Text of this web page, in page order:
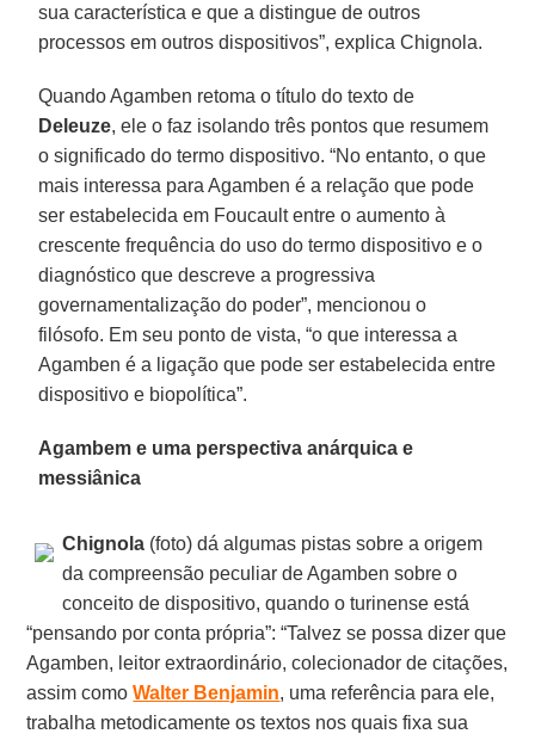
sua característica e que a distingue de outros
processos em outros dispositivos”, explica Chignola.
Quando Agamben retoma o título do texto de
Deleuze, ele o faz isolando três pontos que resumem
o significado do termo dispositivo. “No entanto, o que
mais interessa para Agamben é a relação que pode
ser estabelecida em Foucault entre o aumento à
crescente frequência do uso do termo dispositivo e o
diagnóstico que descreve a progressiva
governamentalização do poder”, mencionou o
filósofo. Em seu ponto de vista, “o que interessa a
Agamben é a ligação que pode ser estabelecida entre
dispositivo e biopolítica”.
Agambem e uma perspectiva anárquica e
messiânica
Chignola (foto) dá algumas pistas sobre a origem
da compreensão peculiar de Agamben sobre o
conceito de dispositivo, quando o turinense está
“pensando por conta própria”: “Talvez se possa dizer que
Agamben, leitor extraordinário, colecionador de citações,
assim comoWalter Benjamin, uma referência para ele,
trabalha metodicamente os textos nos quais fixa sua